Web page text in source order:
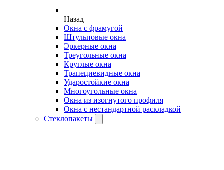
Назад
Окна с фрамугой
Штульповые окна
Эркерные окна
Треугольные окна
Круглые окна
Трапециевидные окна
Ударостойкие окна
Многоугольные окна
Окна из изогнутого профиля
Окна с нестандартной раскладкой
Стеклопакеты